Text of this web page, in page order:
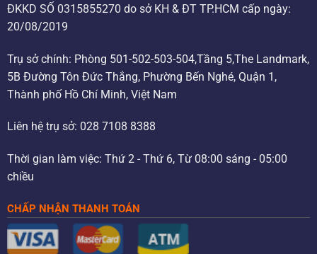
ĐKKD SỐ 0315855270 do sở KH & ĐT TP.HCM cấp ngày:
20/08/2019
Trụ sở chính: Phòng 501-502-503-504,Tầng 5,The Landmark,
5B Đường Tôn Đức Thắng, Phường Bến Nghé, Quận 1,
Thành phố Hồ Chí Minh, Việt Nam
Liên hệ trụ sở: 028 7108 8388
Thời gian làm việc: Thứ 2 - Thứ 6, Từ 08:00 sáng - 05:00
chiều
CHẤP NHẬN THANH TOÁN